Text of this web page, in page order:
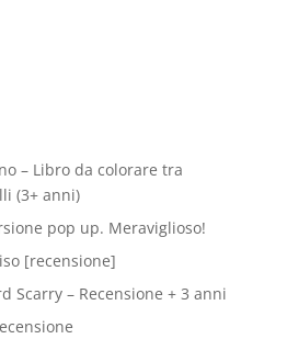
– Libro da colorare tra
(3+ anni)
pop up. Meraviglioso!
[recensione]
Scarry – Recensione + 3 anni